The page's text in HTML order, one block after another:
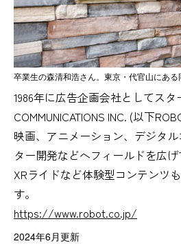
卒業生の森清和浩さん。東京・代官山にある
1986年に広告企画会社としてスタ
COMMUNICATIONS INC. (以下
映画、アニメーション、デジタ
ター開発などへフィールドを広
XRライドなど体験型コンテンツ
す。
https://www.robot.co.jp/
2024年6月更新